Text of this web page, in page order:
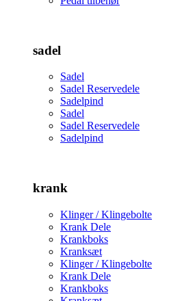
sadel
Sadel
Sadel Reservedele
Sadelpind
Sadel
Sadel Reservedele
Sadelpind
krank
Klinger / Klingebolte
Krank Dele
Krankboks
Kranksæt
Klinger / Klingebolte
Krank Dele
Krankboks